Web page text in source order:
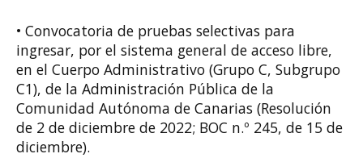
• Convocatoria de pruebas selectivas para
ingresar, por el sistema general de acceso libre,
en el Cuerpo Administrativo (Grupo C, Subgrupo
C1), de la Administración Pública de la
Comunidad Autónoma de Canarias (Resolución
de 2 de diciembre de 2022; BOC n.º 245, de 15 de
diciembre).